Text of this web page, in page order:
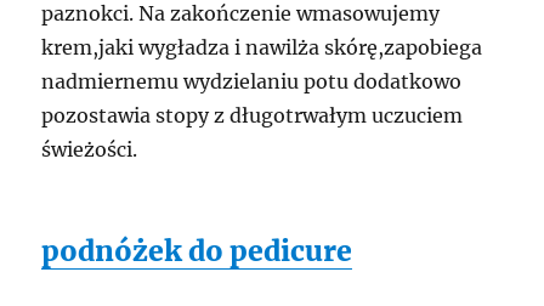
paznokci. Na zakończenie wmasowujemy
krem,jaki wygładza i nawilża skórę,zapobiega
nadmiernemu wydzielaniu potu dodatkowo
pozostawia stopy z długotrwałym uczuciem
świeżości.
podnóżek do pedicure